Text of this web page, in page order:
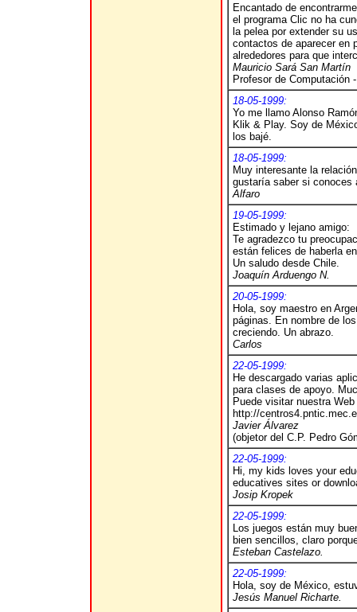
Encantado de
el programa Clic no ha
la pelea por extender su
contactos de aparecer en
alrededores para que
Mauricio Sará San Martín
Profesor de Computación
18-05-1999:
Yo me llamo Alonso
Klik & Play. Soy de
los bajé.
18-05-1999:
Muy interesante la
gustaría saber si conoces
Alfaro
19-05-1999:
Estimado y lejano amigo:
Te agradezco tu
están felices de haberla
Un saludo desde Chile.
Joaquín Arduengo N.
20-05-1999:
Hola, soy maestro en
páginas. En nombre de
creciendo. Un abrazo.
Carlos
22-05-1999:
He descargado varias
para clases de apoyo.
Puede visitar nuestra Web
http://
Javier Álvarez
(objetor del C.P. Pedro
22-05-1999:
Hi, my kids loves your
educatives sites or
Josip Kropek
22-05-1999:
Los juegos están muy
bien sencillos, claro
Esteban Castelazo.
22-05-1999:
Hola, soy de México,
Jesús Manuel Richarte.